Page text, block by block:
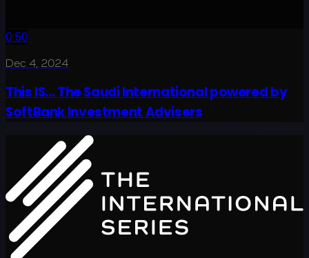
0:50
Dec 4, 2024
This IS... The Saudi International powered by
SoftBank Investment Advisers